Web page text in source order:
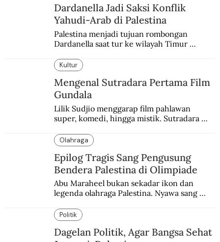
Dardanella Jadi Saksi Konflik
Yahudi-Arab di Palestina
Palestina menjadi tujuan rombongan
Dardanella saat tur ke wilayah Timur
ketegangan antara orang Yahudi dan
penduduk Arab.
Kultur
Mengenal Sutradara Pertama Film
Gundala
Lilik Sudjio menggarap film pahlawan
super, komedi, hingga mistik. Sutradara
Olahraga
Epilog Tragis Sang Pengusung
Bendera Palestina di Olimpiade
Abu Maraheel bukan sekadar ikon dan
legenda olahraga Palestina. Nyawa sang
memblokade Rafah.
Politik
Dagelan Politik, Agar Bangsa Sehat